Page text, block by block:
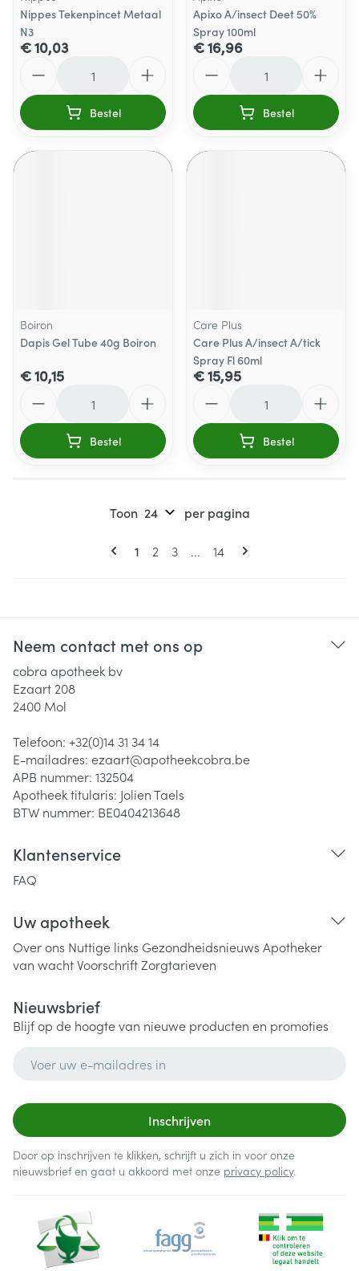
Nippes Tekenpincet Metaal
N3
€ 10,03
Bestel
Apixo A/insect Deet 50%
Spray 100ml
€ 16,96
Bestel
Boiron
Dapis Gel Tube 40g Boiron
€ 10,15
Bestel
Care Plus
Care Plus A/insect A/tick
Spray Fl 60ml
€ 15,95
Bestel
Pagina's
U lees momenteel pagina
1 Pagina
2 Pagina
3 ... Pagina
14
Toon per pagina
Neem contact met ons op
cobra apotheek bv
Ezaart 208
2400 Mol
Telefoon: +32(0)14 31 34 14
E-mailadres: ezaart@apotheekcobra.be
APB nummer: 132504
Apotheek titularis: Jolien Taels
BTW nummer: BE0404213648
Klantenservice
FAQ
Uw apotheek
Over ons Nuttige links Gezondheidsnieuws Apotheker
van wachtVoorschriftZorgtarieven
Nieuwsbrief
Blijf op de hoogte van nieuwe producten en promoties
Inschrijven
Door op inschrijven te klikken, schrijft u zich in voor onze
nieuwsbrief en gaat u akkoord met onze privacy policy.